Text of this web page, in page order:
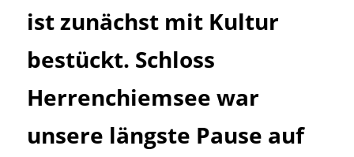
ist zunächst mit Kultur
bestückt. Schloss
Herrenchiemsee war
unsere längste Pause auf